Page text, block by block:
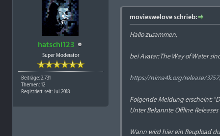
hatschi123
Super Moderator
Beiträge: 2.731
Themen: 12
Registriert seit: Jul 2018
movieswelove schrieb:
Hallo zusammen,
bei Avatar: The Way of Water
https://nima4k.org/release/
Folgende Meldung erscheint:
Unter Bekannte Offline
Wann wird hier ein Reupload